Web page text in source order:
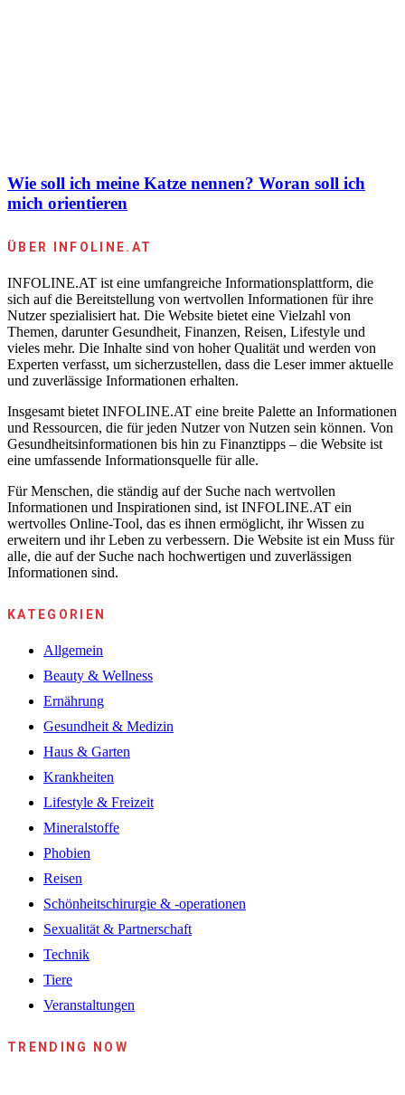
Wie soll ich meine Katze nennen? Woran soll ich
mich orientieren
ÜBER INFOLINE.AT
INFOLINE.AT ist eine umfangreiche Informationsplattform, die
sich auf die Bereitstellung von wertvollen Informationen für ihre
Nutzer spezialisiert hat. Die Website bietet eine Vielzahl von
Themen, darunter Gesundheit, Finanzen, Reisen, Lifestyle und
vieles mehr. Die Inhalte sind von hoher Qualität und werden von
Experten verfasst, um sicherzustellen, dass die Leser immer aktuelle
und zuverlässige Informationen erhalten.
Insgesamt bietet INFOLINE.AT eine breite Palette an Informationen
und Ressourcen, die für jeden Nutzer von Nutzen sein können. Von
Gesundheitsinformationen bis hin zu Finanztipps – die Website ist
eine umfassende Informationsquelle für alle.
Für Menschen, die ständig auf der Suche nach wertvollen
Informationen und Inspirationen sind, ist INFOLINE.AT ein
wertvolles Online-Tool, das es ihnen ermöglicht, ihr Wissen zu
erweitern und ihr Leben zu verbessern. Die Website ist ein Muss für
alle, die auf der Suche nach hochwertigen und zuverlässigen
Informationen sind.
KATEGORIEN
Allgemein
Beauty & Wellness
Ernährung
Gesundheit & Medizin
Haus & Garten
Krankheiten
Lifestyle & Freizeit
Mineralstoffe
Phobien
Reisen
Schönheitschirurgie & -operationen
Sexualität & Partnerschaft
Technik
Tiere
Veranstaltungen
TRENDING NOW